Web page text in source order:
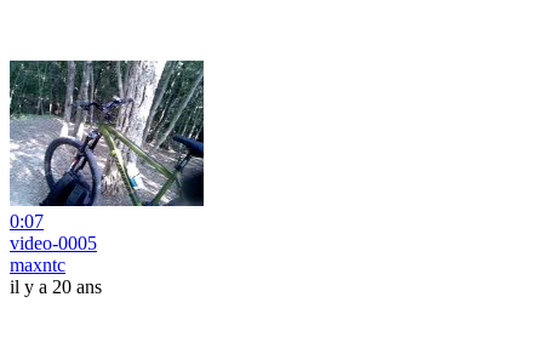
0:07
video-0005
maxntc
il y a 20 ans